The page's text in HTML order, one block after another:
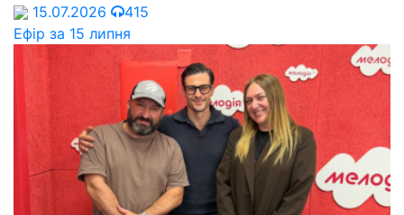
15.07.2026
415
Ефір за 15 липня